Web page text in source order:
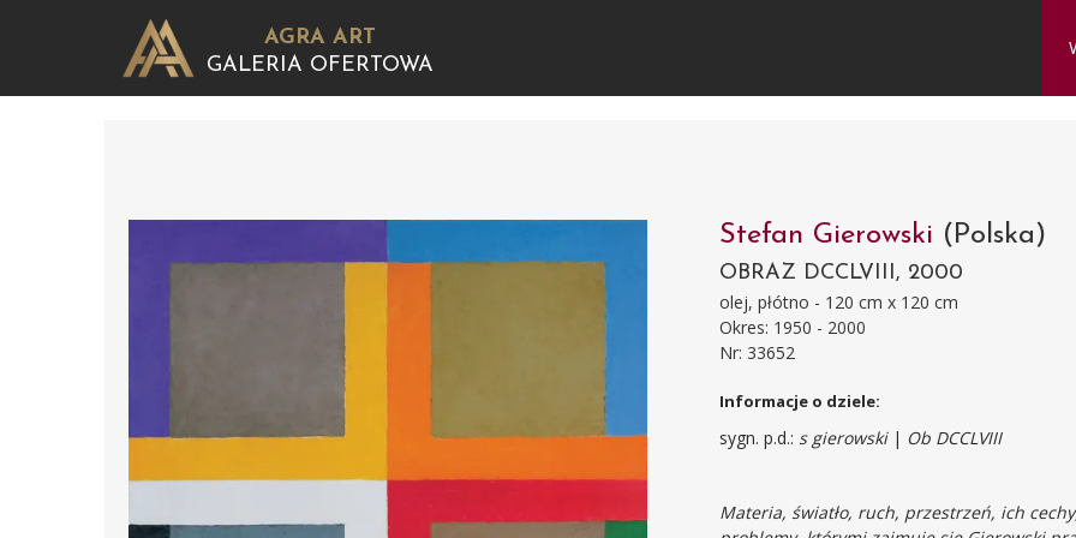
AGRA ART
GALERIA OFERTOWA
Stefan Gierowski (Polska)
OBRAZ DCCLVIII, 2000
olej, płótno - 120 cm x 120 cm
Okres: 1950 - 2000
Nr: 33652
Informacje o dziele:
sygn. p.d.: s gierowski | Ob DCCLVIII
Materia, światło, ruch, przestrzeń, ich